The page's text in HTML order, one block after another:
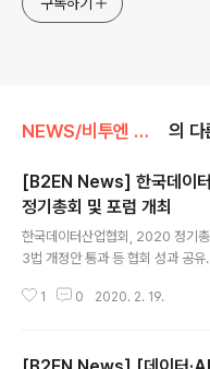
NEWS/비투엔 뉴스 의 다
[B2EN News] 한국데이
정기총회 및 포럼 개최
한국데이터산업협회, 2020 정기
3법 개정안 통과 등 협회 성과 공
회 및 포럼’을 18일 개최했다. 이번
1 0 2020. 2. 19.